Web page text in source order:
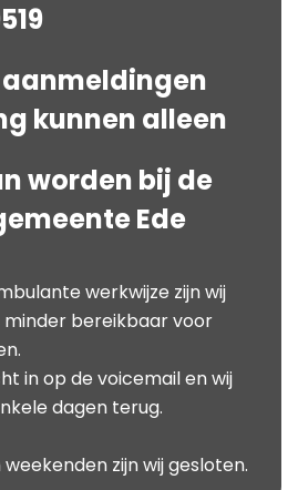
kunnen alleen
bij de
Ede
werkwijze zijn wij
bereikbaar voor
in op de voicemail en wij
dagen terug.
zijn wij gesloten.